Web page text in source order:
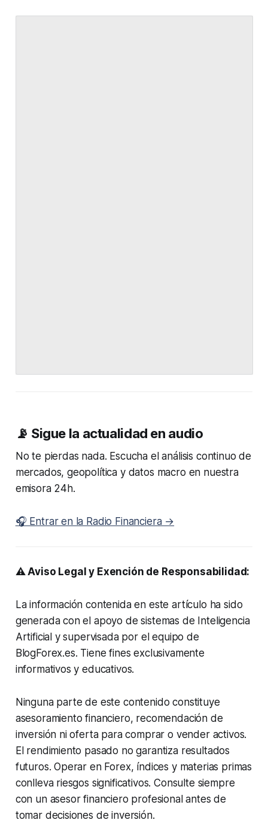
📡 Sigue la actualidad en audio
No te pierdas nada. Escucha el análisis continuo de
mercados, geopolítica y datos macro en nuestra
emisora 24h.
🎧 Entrar en la Radio Financiera →
⚠️ Aviso Legal y Exención de Responsabilidad:
La información contenida en este artículo ha sido
generada con el apoyo de sistemas de Inteligencia
Artificial y supervisada por el equipo de
BlogForex.es. Tiene fines exclusivamente
informativos y educativos.
Ninguna parte de este contenido constituye
asesoramiento financiero, recomendación de
inversión ni oferta para comprar o vender activos.
El rendimiento pasado no garantiza resultados
futuros. Operar en Forex, índices y materias primas
conlleva riesgos significativos. Consulte siempre
con un asesor financiero profesional antes de
tomar decisiones de inversión.